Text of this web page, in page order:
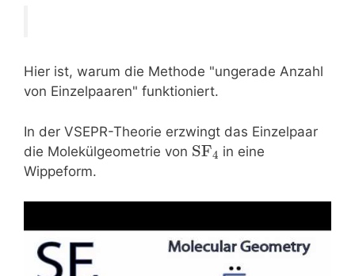
Hier ist, warum die Methode "ungerade Anzahl
von Einzelpaaren" funktioniert.
In der VSEPR-Theorie erzwingt das Einzelpaar
die Molekülgeometrie von SF4 in eine
Wippeform.